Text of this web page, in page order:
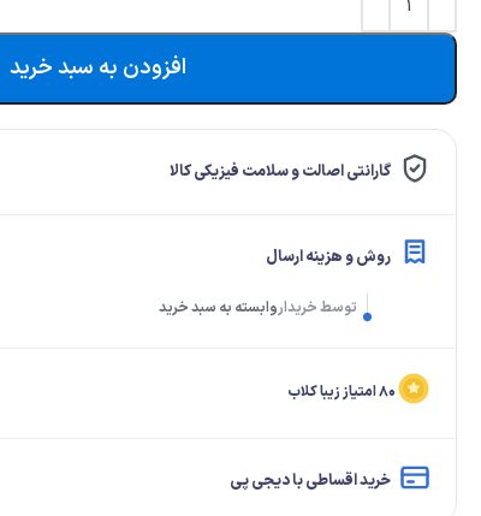
افزودن به سبد خرید
گارانتی اصالت و سلامت فیزیکی کالا
روش و هزینه ارسال
توسط خریداروابسته به سبد خرید
۸۰ امتیاز زیبا کلاب
خرید اقساطی با دیجی پی